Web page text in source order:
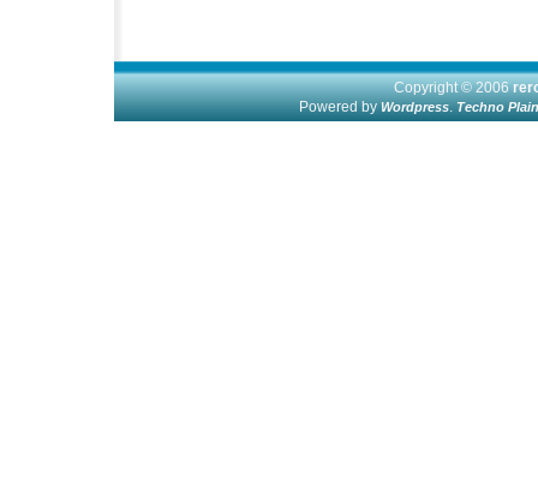
Copyright © 2006
Powered byWordpress.Techno Plain